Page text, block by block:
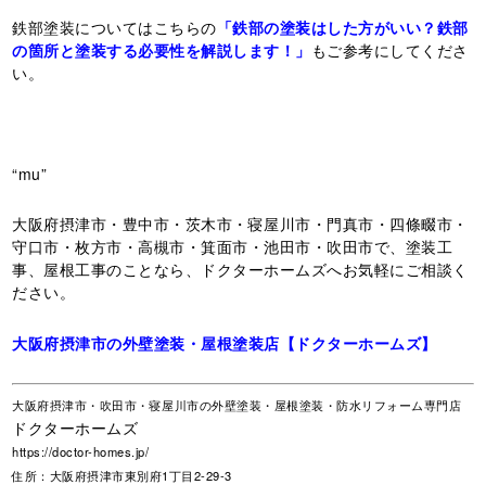
鉄部塗装についてはこちらの 「鉄部の塗装はした方がいい？鉄部
の箇所と塗装する必要性を解説します！」 もご参考にしてくださ
い。
“mu”
大阪府摂津市・豊中市・茨木市・寝屋川市・門真市・四條畷市・
守口市・枚方市・高槻市・箕面市・池田市・吹田市で、塗装工
事、屋根工事のことなら、ドクターホームズへお気軽にご相談く
ださい。
大阪府摂津市の外壁塗装・屋根塗装店【ドクターホームズ】
大阪府摂津市・吹田市・寝屋川市の外壁塗装・屋根塗装・防水リフォーム専門店
ドクターホームズ
https://doctor-homes.jp/
住所：大阪府摂津市東別府1丁目2-29-3